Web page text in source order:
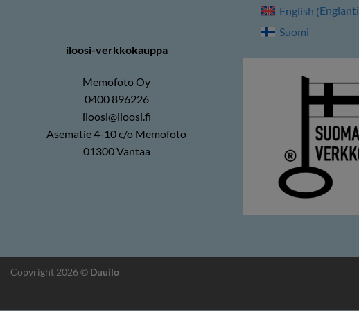
iloosi-verkkokauppa
Memofoto Oy
0400 896226
iloosi@iloosi.fi
Asematie 4-10 c/o Memofoto
01300 Vantaa
English (Englanti
Suomi
Copyright 2026 © Duuilo